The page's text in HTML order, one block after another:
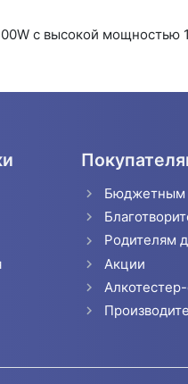
с высокой мощностью
Бюджетным
Родителям
Акции